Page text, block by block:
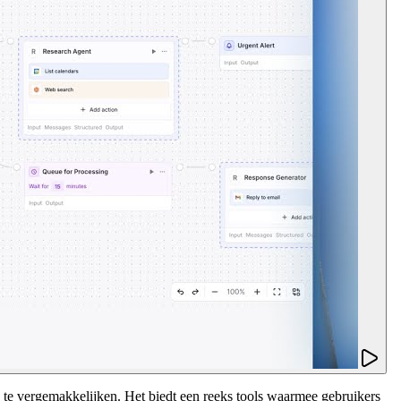
vergemakkelijken. Het biedt een reeks tools waarmee gebruikers